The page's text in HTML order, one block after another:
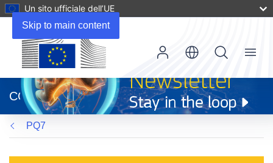
Skip to main content
Un sito ufficiale dell’UE
apre
in
una
nuova
finestra)
CORDIS
Menu
PQ7